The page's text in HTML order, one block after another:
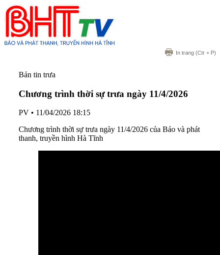
In trang (Ctr + P)
Bản tin trưa
Chương trình thời sự trưa ngày 11/4/2026
PV • 11/04/2026 18:15
Chương trình thời sự trưa ngày 11/4/2026 của Báo và phát
thanh, truyền hình Hà Tĩnh